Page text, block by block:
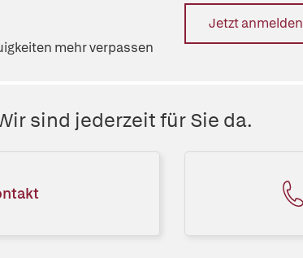
mehr verpassen
Jetzt anmelden
sind jederzeit für Sie da.